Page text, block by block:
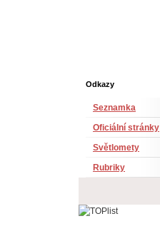
Odkazy
Seznamka
Oficiální stránky
Světlomety
Rubriky